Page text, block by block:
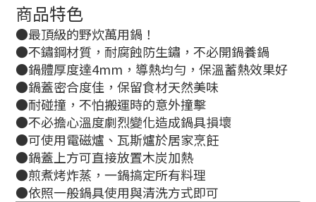
商品特色
●最頂級的野炊萬用鍋！
●不鏽鋼材質，耐腐蝕防生鏽，不必開鍋養鍋
●鍋體厚度達4mm，導熱均勻，保溫蓄熱效果好
●鍋蓋密合度佳，保留食材天然美味
●耐碰撞，不怕搬運時的意外撞擊
●不必擔心溫度劇烈變化造成鍋具損壞
●可使用電磁爐、瓦斯爐於居家烹飪
●鍋蓋上方可直接放置木炭加熱
●煎煮烤炸蒸，一鍋搞定所有料理
●依照一般鍋具使用與清洗方式即可